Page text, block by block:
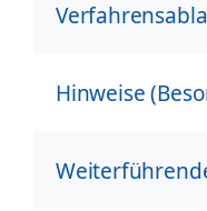
Hinweise